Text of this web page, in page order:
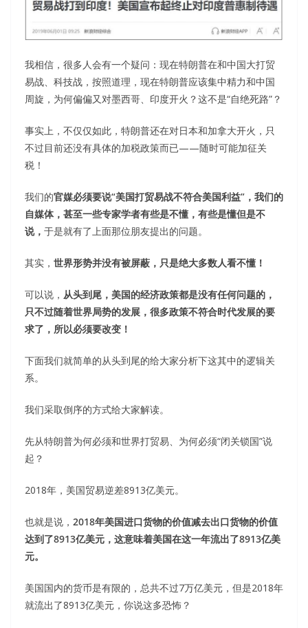
我相信，很多人会有一个疑问：现在特朗普在和中国大打贸
易战、科技战，按照道理，现在特朗普应该集中精力和中国
周旋，为何偏偏又对墨西哥、印度开火？这不是“自绝死路”？
事实上，不仅仅如此，特朗普还在对日本和加拿大开火，只
不过目前还没有具体的加税政策而已——随时可能加征关
税！
我们的官媒必须要说“美国打贸易战不符合美国利益”，我们的
自媒体，甚至一些专家学者有些是不懂，有些是懂但是不
说， 于是就有了上面那位朋友提出的问题。
其实， 世界形势并没有被屏蔽，只是绝大多数人看不懂！
可以说， 从头到尾，美国的经济政策都是没有任何问题的，
只不过随着世界局势的发展，很多政策不符合时代发展的要
求了，所以必须要改变！
下面我们就简单的从头到尾的给大家分析下这其中的逻辑关
系。
我们采取倒序的方式给大家解读。
先从特朗普为何必须和世界打贸易、为何必须“闭关锁国”说
起？
2018年，美国贸易逆差8913亿美元。
也就是说， 2018年美国进口货物的价值减去出口货物的价值
达到了8913亿美元，这意味着美国在这一年流出了8913亿美
元。
美国国内的货币是有限的，总共不过7万亿美元，但是2018年
就流出了8913亿美元，你说这多恐怖？